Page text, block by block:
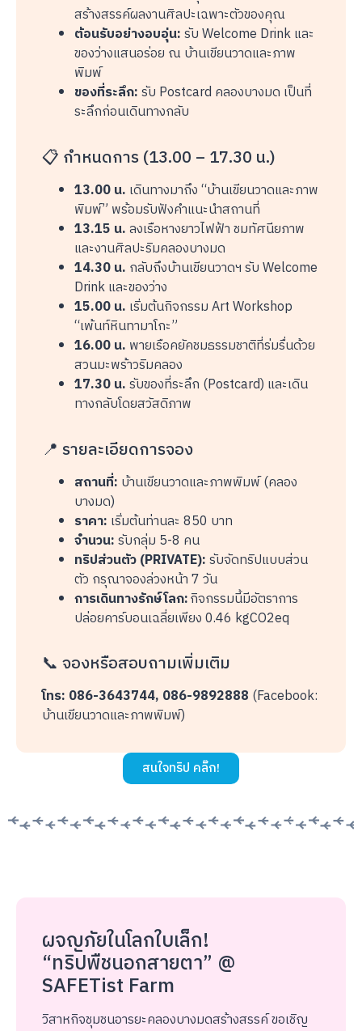
สร้างสรรค์ผลงานศิลปะเฉพาะตัวของคุณ
ต้อนรับอย่างอบอุ่น:รับ Welcome Drink และ
ของว่างแสนอร่อย ณ บ้านเขียนวาดและภาพ
พิมพ์
ของที่ระลึก:รับ Postcard คลองบางมด เป็นที่
ระลึกก่อนเดินทางกลับ
📋 กำหนดการ (13.00 – 17.30 น.)
13.00 น. เดินทางมาถึง “บ้านเขียนวาดและภาพ
พิมพ์” พร้อมรับฟังคำแนะนำสถานที่
13.15 น.ลงเรือหางยาวไฟฟ้า ชมทัศนียภาพ
และงานศิลปะริมคลองบางมด
14.30 น. กลับถึงบ้านเขียนวาดฯ รับ Welcome
Drink และของว่าง
15.00 น. เริ่มต้นกิจกรรม Art Workshop
“เพ้นท์หินทามาโกะ”
16.00 น. พายเรือคยัคชมธรรมชาติที่ร่มรื่นด้วย
สวนมะพร้าวริมคลอง
17.30 น.รับของที่ระลึก (Postcard) และเดิน
ทางกลับโดยสวัสดิภาพ
📍 รายละเอียดการจอง
สถานที่: บ้านเขียนวาดและภาพพิมพ์ (คลอง
บางมด)
ราคา: เริ่มต้นท่านละ 850 บาท
จำนวน:รับกลุ่ม 5-8 คน
ทริปส่วนตัว (PRIVATE):รับจัดทริปแบบส่วน
ตัว กรุณาจองล่วงหน้า 7 วัน
การเดินทางรักษ์โลก:กิจกรรมนี้มีอัตราการ
ปล่อยคาร์บอนเฉลี่ยเพียง 0.46 kgCO2eq
📞 จองหรือสอบถามเพิ่มเติม
โทร: 086-3643744, 086-9892888 (Facebook:
บ้านเขียนวาดและภาพพิมพ์)
สนใจทริป คลิ๊ก!
ผจญภัยในโลกใบเล็ก!
“ทริปพืชนอกสายตา” @
SAFETist Farm
วิสาหกิจชุมชนอารยะคลองบางมดสร้างสรรค์ ขอเชิญ